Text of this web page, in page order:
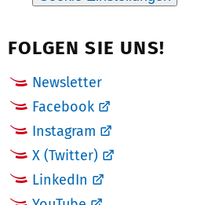
FOLGEN SIE UNS!
Newsletter
Facebook
Instagram
X (Twitter)
LinkedIn